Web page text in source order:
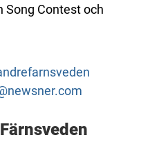
Song Contest och